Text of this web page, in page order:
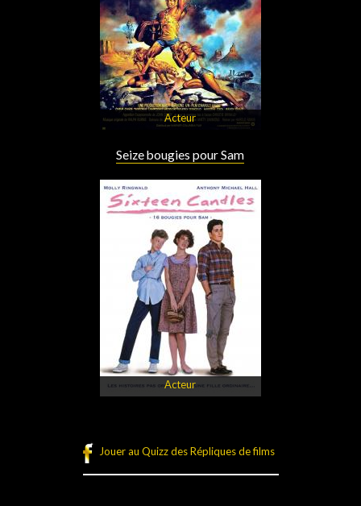
Acteur
Seize bougies pour Sam
Acteur
Jouer au Quizz des Répliques de films